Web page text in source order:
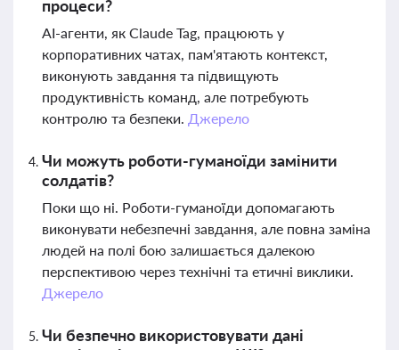
процеси?
AI-агенти, як Claude Tag, працюють у
корпоративних чатах, пам'ятають контекст,
виконують завдання та підвищують
продуктивність команд, але потребують
контролю та безпеки. Джерело
Чи можуть роботи-гуманоїди замінити
солдатів?
Поки що ні. Роботи-гуманоїди допомагають
виконувати небезпечні завдання, але повна заміна
людей на полі бою залишається далекою
перспективою через технічні та етичні виклики.
Джерело
Чи безпечно використовувати дані